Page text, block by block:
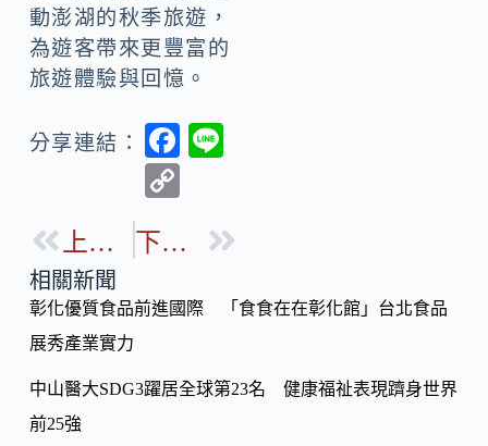
動澎湖的秋季旅遊，
為遊客帶來更豐富的
旅遊體驗與回憶。
分享連結：
F
b
o
p
Li
k
上一篇 下一篇
相關新聞
彰化優質食品前進國際 「食食在在彰化館」台北食品
展秀產業實力
中山醫大SDG3躍居全球第23名 健康福祉表現躋身世界
前25強